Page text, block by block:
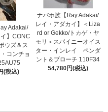
Adakai/
】CONC
ウズ＆ス
コンチョ
(税込)
ナバホ族【Ray Adakai/
レイ・アダカイ】＜Liza
rd or Gekko/トカゲ・ヤ
モリ＞スパイニーオイス
ター・インレイ ペンダ
ント＆ブローチ 110F34
54,780円(税込)